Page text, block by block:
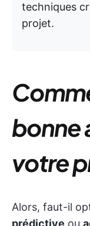
techniques
projet.
bonne
votre
Alors, faut-il
prédictive ou